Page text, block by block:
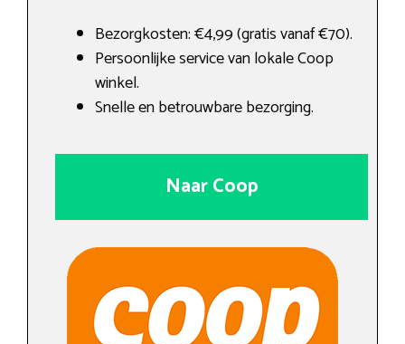
Bezorgkosten: €4,99 (gratis vanaf €70).
Persoonlijke service van lokale Coop
winkel.
Snelle en betrouwbare bezorging.
Naar Coop